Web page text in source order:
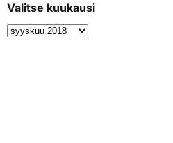
Valitse kuukausi